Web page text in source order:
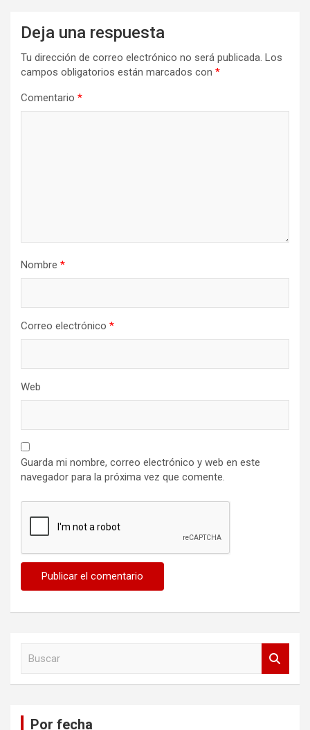
Deja una respuesta
Tu dirección de correo electrónico no será publicada. Los
campos obligatorios están marcados con *
Comentario *
Nombre *
Correo electrónico *
Web
Guarda mi nombre, correo electrónico y web en este
navegador para la próxima vez que comente.
Por fecha